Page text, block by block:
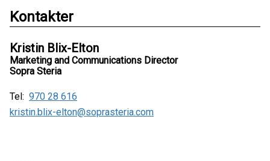
Kontakter
Kristin Blix-Elton
Marketing and Communications Director
Sopra Steria
Tel: 970 28 616
kristin.blix-elton@soprasteria.com